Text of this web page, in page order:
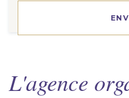
L'agence